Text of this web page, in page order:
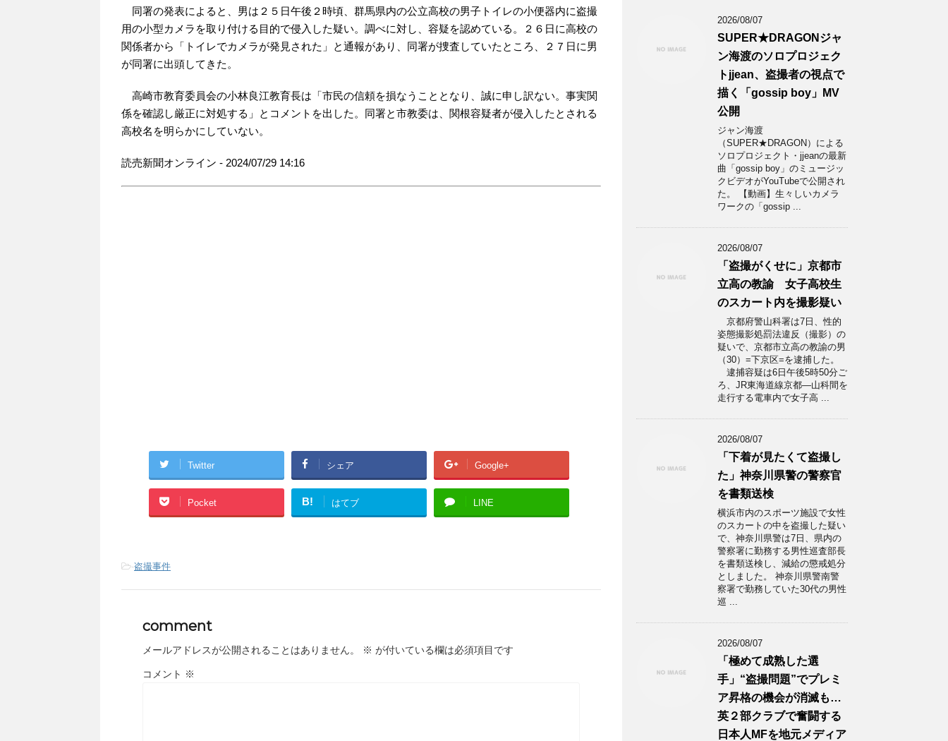
同署の発表によると、男は２５日午後２時頃、群馬県内の公立高校の男子トイレの小便器内に盗撮
用の小型カメラを取り付ける目的で侵入した疑い。調べに対し、容疑を認めている。２６日に高校の
関係者から「トイレでカメラが発見された」と通報があり、同署が捜査していたところ、２７日に男
が同署に出頭してきた。
高崎市教育委員会の小林良江教育長は「市民の信頼を損なうこととなり、誠に申し訳ない。事実関
係を確認し厳正に対処する」とコメントを出した。同署と市教委は、関根容疑者が侵入したとされる
高校名を明らかにしていない。
読売新聞オンライン - 2024/07/29 14:16
Twitter シェア Google+
Pocket B! はてブ LINE
-盗撮事件
comment
メールアドレスが公開されることはありません。 ※ が付いている欄は必須項目です
コメント ※
2026/08/07
SUPER★DRAGONジャ
ン海渡のソロプロジェク
トjjean、盗撮者の視点で
描く「gossip boy」MV
公開
ジャン海渡
（SUPER★DRAGON）による
ソロプロジェクト・jjeanの最新
曲「gossip boy」のミュージッ
クビデオがYouTubeで公開され
た。 【動画】生々しいカメラ
ワークの「gossip ...
2026/08/07
「盗撮がくせに」京都市
立高の教諭 女子高校生
のスカート内を撮影疑い
京都府警山科署は7日、性的
姿態撮影処罰法違反（撮影）の
疑いで、京都市立高の教諭の男
（30）=下京区=を逮捕した。
逮捕容疑は6日午後5時50分ご
ろ、JR東海道線京都―山科間を
走行する電車内で女子高 ...
2026/08/07
「下着が見たくて盗撮し
た」神奈川県警の警察官
を書類送検
横浜市内のスポーツ施設で女性
のスカートの中を盗撮した疑い
で、神奈川県警は7日、県内の
警察署に勤務する男性巡査部長
を書類送検し、減給の懲戒処分
としました。 神奈川県警南警
察署で勤務していた30代の男性
巡 ...
2026/08/07
「極めて成熟した選
手」“盗撮問題”でプレミ
ア昇格の機会が消滅も…
英２部クラブで奮闘する
日本人MFを地元メディア